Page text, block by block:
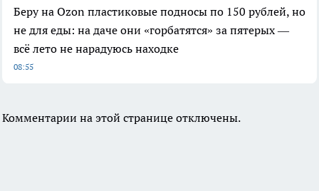
Беру на Ozon пластиковые подносы по 150 рублей, но
не для еды: на даче они «горбатятся» за пятерых —
всё лето не нарадуюсь находке
08:55
Комментарии на этой странице отключены.